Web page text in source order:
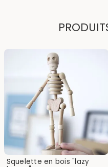
Squelette en bois "lazy